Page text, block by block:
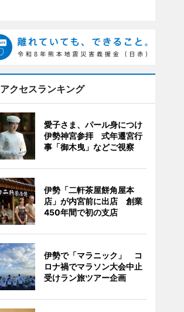
アクセスランキング
愛子さま、パール身につけ
伊勢神宮参拝 式年遷宮行
事「御木曳」などご視察
伊勢「二軒茶屋餅角屋本
店」が内宮前に出店 創業
450年間で初の支店
伊勢で「マラニック」 コ
ロナ禍でマラソン大会中止
受けラン旅ツアー企画